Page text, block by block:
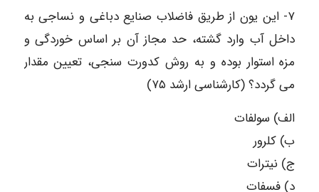
۷- این یون از طریق فاضلاب صنایع دباغی و نساجی به
داخل آب وارد گشته، حد مجاز آن بر اساس خوردگی و
مزه استوار بوده و به روش کدورت سنجی، تعیین مقدار
می گردد؟ (کارشناسی ارشد ۷۵)
الف) سولفات
ب) کلرور
ج) نیترات
د) فسفات